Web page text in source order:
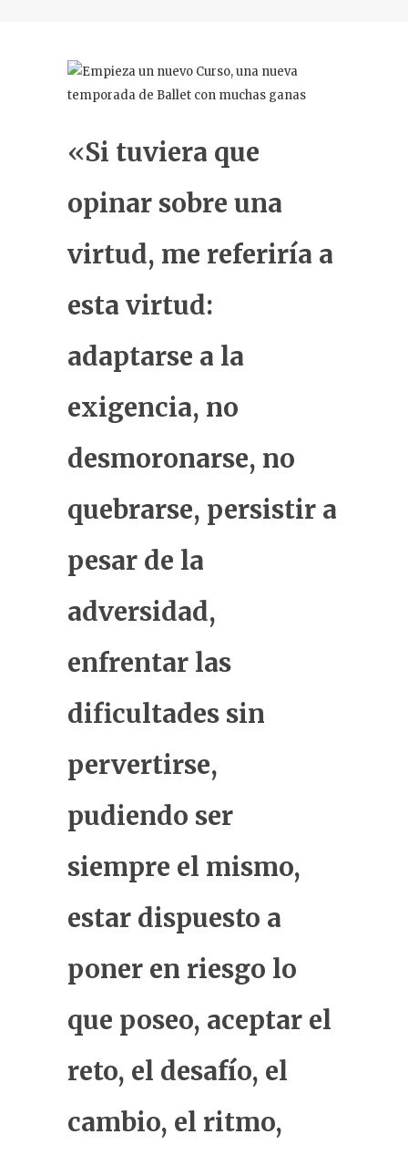
«Si tuviera que
opinar sobre una
virtud, me referiría a
esta virtud:
adaptarse a la
exigencia, no
desmoronarse, no
quebrarse, persistir a
pesar de la
adversidad,
enfrentar las
dificultades sin
pervertirse,
pudiendo ser
siempre el mismo,
estar dispuesto a
poner en riesgo lo
que poseo, aceptar el
reto, el desafío, el
cambio, el ritmo,